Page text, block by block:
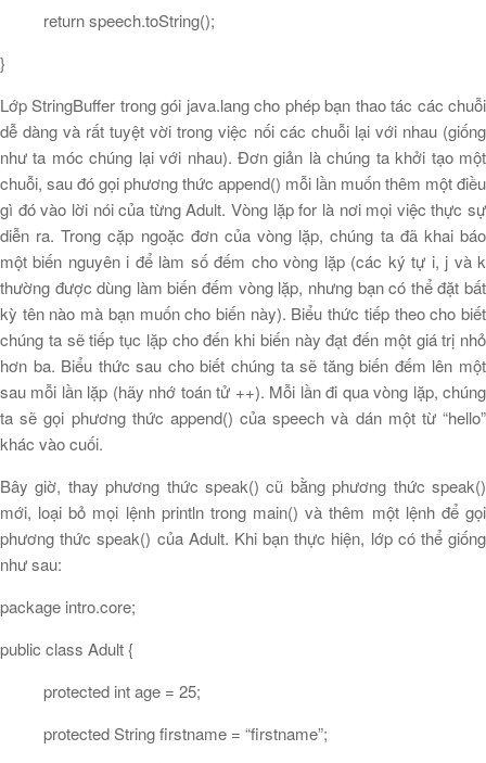
return speech.toString();
}
Lớp StringBuffer trong gói java.lang cho phép bạn thao tác các chuỗi
dễ dàng và rất tuyệt vời trong việc nối các chuỗi lại với nhau (giống
như ta móc chúng lại với nhau). Đơn giản là chúng ta khởi tạo một
chuỗi, sau đó gọi phương thức append() mỗi lần muốn thêm một điều
gì đó vào lời nói của từng Adult. Vòng lặp for là nơi mọi việc thực sự
diễn ra. Trong cặp ngoặc đơn của vòng lặp, chúng ta đã khai báo
một biến nguyên i để làm số đếm cho vòng lặp (các ký tự i, j và k
thường được dùng làm biến đếm vòng lặp, nhưng bạn có thể đặt bất
kỳ tên nào mà bạn muốn cho biến này). Biểu thức tiếp theo cho biết
chúng ta sẽ tiếp tục lặp cho đến khi biến này đạt đến một giá trị nhỏ
hơn ba. Biểu thức sau cho biết chúng ta sẽ tăng biến đếm lên một
sau mỗi lần lặp (hãy nhớ toán tử ++). Mỗi lần đi qua vòng lặp, chúng
ta sẽ gọi phương thức append() của speech và dán một từ “hello”
khác vào cuối.
Bây giờ, thay phương thức speak() cũ bằng phương thức speak()
mới, loại bỏ mọi lệnh println trong main() và thêm một lệnh để gọi
phương thức speak() của Adult. Khi bạn thực hiện, lớp có thể giống
như sau:
package intro.core;
public class Adult {
protected int age = 25;
protected String firstname = “firstname”;